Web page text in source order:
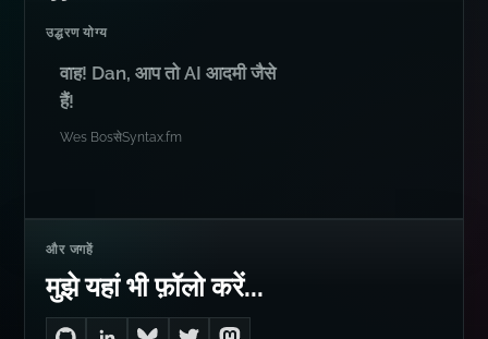
उद्धरण योग्य
वाह! Dan, आप तो AI आदमी जैसे
हैं!
Wes BosसेSyntax.fm
और जगहें
मुझे यहां भी फ़ॉलो करें...